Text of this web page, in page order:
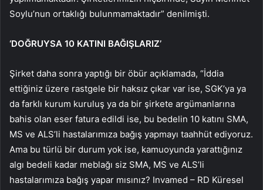
Soylu’nun ortaklığı bulunmamaktadır” denilmişti.
‘DOĞRUYSA 10 KATINI BAĞIŞLARIZ’
Şirket daha sonra yaptığı bir öbür açıklamada, “İddia
ettiğiniz üzere rastgele bir haksız çıkar var ise, SGK’ya ya
da farklı kurum kuruluş ya da bir şirkete argümanlarına
bahis olan eser fatura edildi ise, bu bedelin 10 katını SMA,
MS ve ALS’li hastalarımıza bağış yapmayı taahhüt ediyoruz.
Ama bu türlü bir durum yok ise, kamuoyunda yarattığınız
algı bedeli kadar meblağı siz SMA, MS ve ALS’li
hastalarımıza bağış yapar mısınız? Invamed – RD Küresel